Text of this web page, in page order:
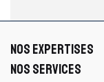
NOS EXPERTISES
NOS SERVICES